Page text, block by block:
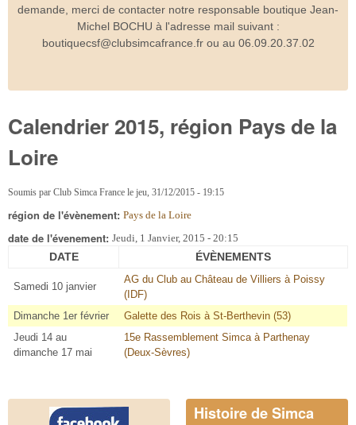
demande, merci de contacter notre responsable boutique Jean-
Michel BOCHU à l'adresse mail suivant :
boutiquecsf@clubsimcafrance.fr ou au 06.09.20.37.02
Calendrier 2015, région Pays de la
Loire
Soumis par Club Simca France le jeu, 31/12/2015 - 19:15
région de l'évènement: Pays de la Loire
date de l'évenement: Jeudi, 1 Janvier, 2015 - 20:15
DATE ÉVÈNEMENTS
Samedi 10 janvier
AG du Club au Château de Villiers à Poissy
(IDF)
Dimanche 1er février
Galette des Rois à St-Berthevin (53)
Jeudi 14 au
dimanche 17 mai
15e Rassemblement Simca à Parthenay
(Deux-Sèvres)
Histoire de Simca